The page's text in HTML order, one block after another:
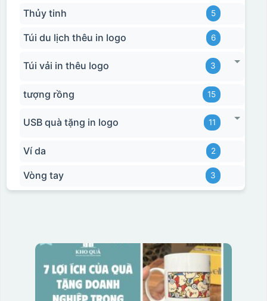
Thủy tinh 5
Túi du lịch thêu in logo 6
Túi vải in thêu logo 3
tượng rồng 15
USB quà tặng in logo 11
Ví da 2
Vòng tay 3